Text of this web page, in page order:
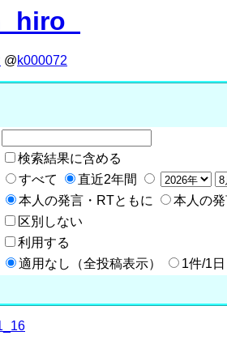
@k000072
検索結果に含める
すべて 直近2年間
本人の発言・RTともに 本人の
区別しない
利用する
適用なし（全投稿表示） 1件/1日